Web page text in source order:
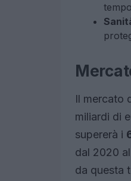
Il mercato
miliardi di
supererà i
dal 2020
da questa